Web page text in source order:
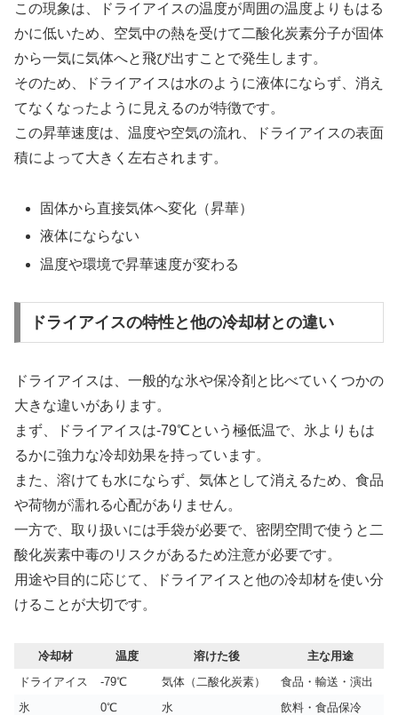
この現象は、ドライアイスの温度が周囲の温度よりもはる
かに低いため、空気中の熱を受けて二酸化炭素分子が固体
から一気に気体へと飛び出すことで発生します。
そのため、ドライアイスは水のように液体にならず、消え
てなくなったように見えるのが特徴です。
この昇華速度は、温度や空気の流れ、ドライアイスの表面
積によって大きく左右されます。
固体から直接気体へ変化（昇華）
液体にならない
温度や環境で昇華速度が変わる
ドライアイスの特性と他の冷却材との違い
ドライアイスは、一般的な氷や保冷剤と比べていくつかの
大きな違いがあります。
まず、ドライアイスは-79℃という極低温で、氷よりもは
るかに強力な冷却効果を持っています。
また、溶けても水にならず、気体として消えるため、食品
や荷物が濡れる心配がありません。
一方で、取り扱いには手袋が必要で、密閉空間で使うと二
酸化炭素中毒のリスクがあるため注意が必要です。
用途や目的に応じて、ドライアイスと他の冷却材を使い分
けることが大切です。
冷却材 温度 溶けた後
主な用途
ドライアイス
-79℃ 気体（二酸化炭素）
食品・輸送・演出
氷
0℃ 水 飲料・食品保冷